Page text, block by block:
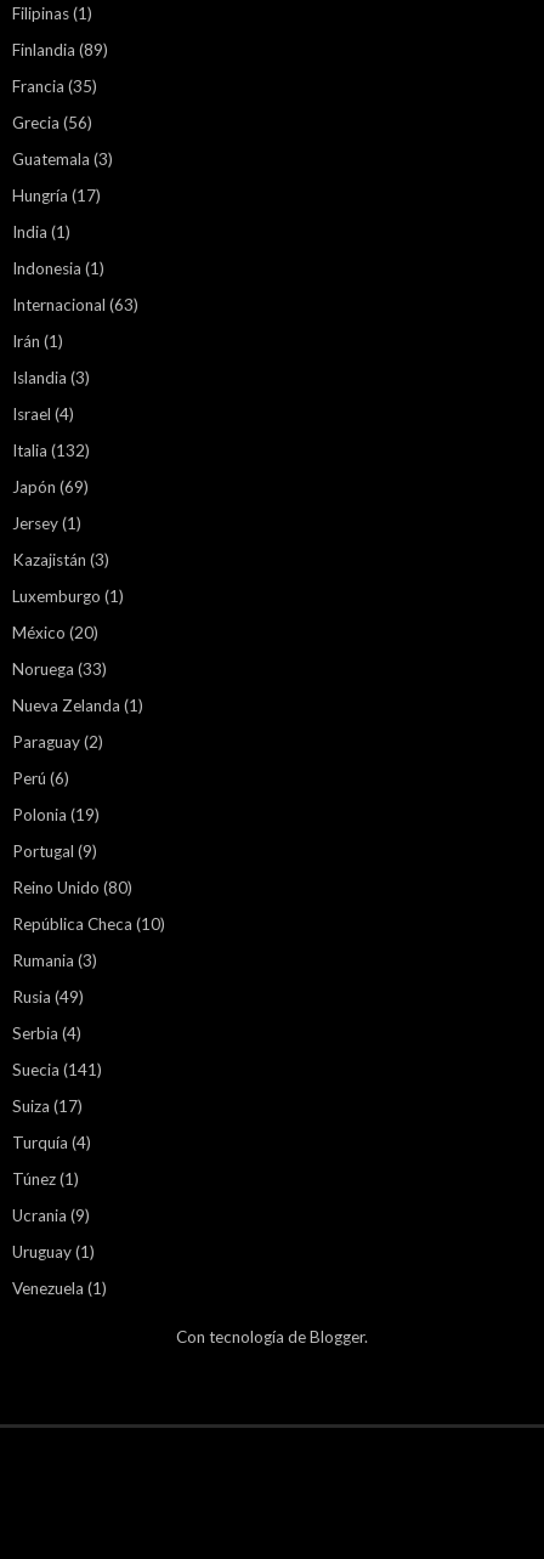
Filipinas(1)
Finlandia (89)
Francia (35)
Grecia (56)
Guatemala (3)
Hungría (17)
India (1)
Indonesia (1)
Internacional (63)
Irán (1)
Islandia (3)
Israel (4)
Italia (132)
Japón (69)
Jersey(1)
Kazajistán (3)
Luxemburgo (1)
México (20)
Noruega (33)
Nueva Zelanda (1)
Paraguay(2)
Perú (6)
Polonia (19)
Portugal (9)
Reino Unido (80)
República Checa (10)
Rumania (3)
Rusia (49)
Serbia (4)
Suecia (141)
Suiza (17)
Turquía (4)
Túnez(1)
Ucrania (9)
Uruguay(1)
Venezuela (1)
Con tecnología deBlogger.